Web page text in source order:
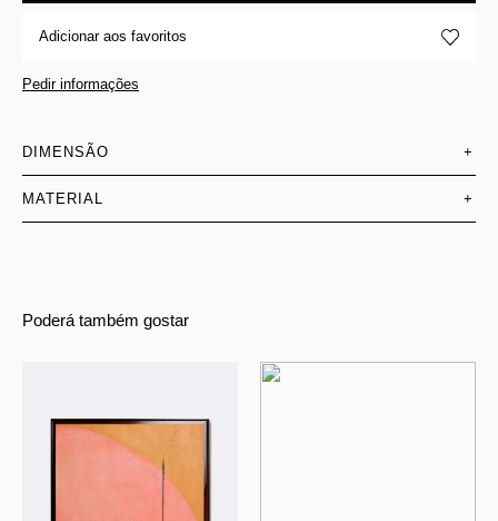
Adicionar aos favoritos
Pedir informações
DIMENSÃO +
MATERIAL +
Poderá também gostar